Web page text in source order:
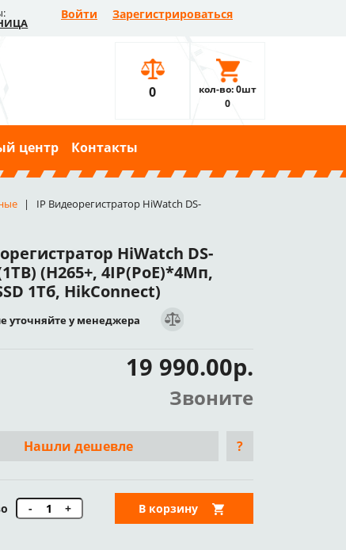
Войти Зарегистрироваться
0
кол-во: 0шт
0
центр Контакты
IP Видеорегистратор HiWatch DS-
HiWatch DS-
(H265+, 4IP(PoE)*4Мп,
1Тб, HikConnect)
уточняйте у менеджера
19 990.00р.
Звоните
Нашли дешевле ?
- + В корзину